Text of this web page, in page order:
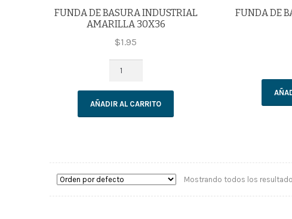
FUNDA DE BASURA INDUSTRIAL
AMARILLA 30X36
$1.95
BASURA
INDUSTRIAL
AMARILLA
AÑADIR AL CARRITO
FUNDA DE
Mostrando todos los